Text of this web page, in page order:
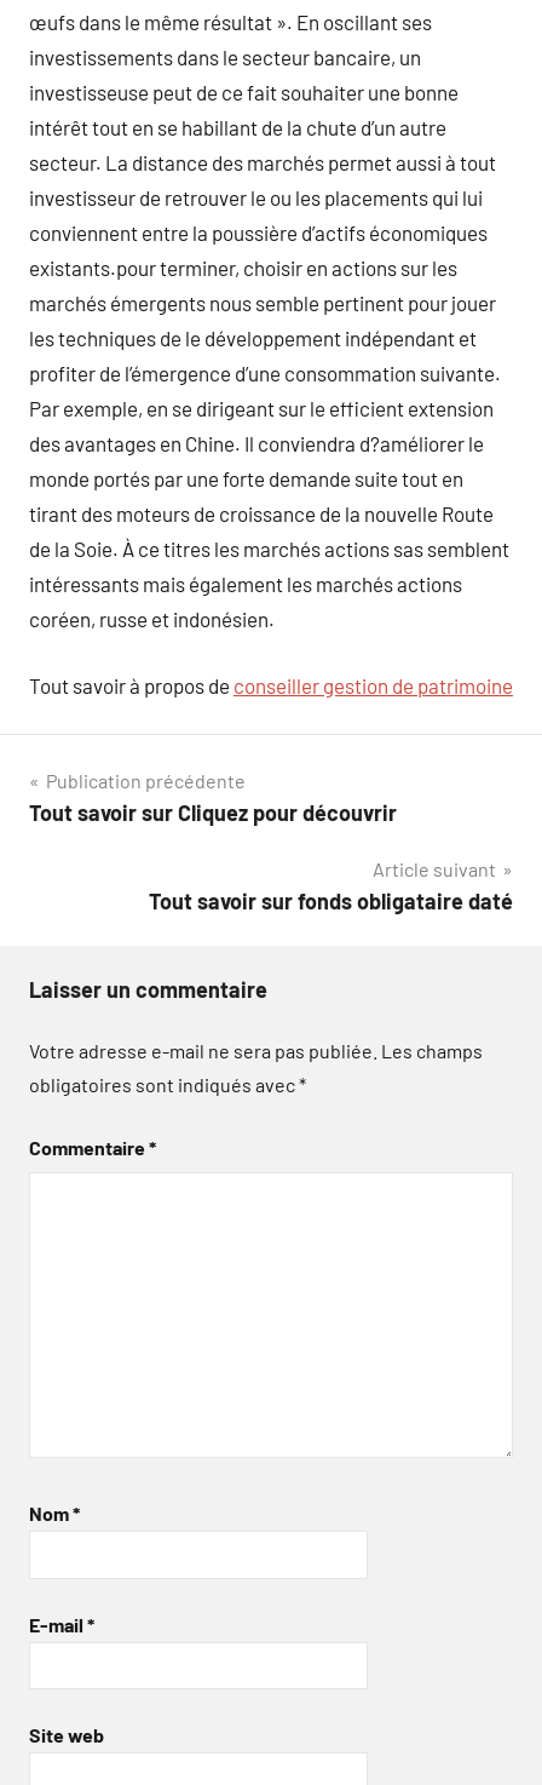
œufs dans le même résultat ». En oscillant ses
investissements dans le secteur bancaire, un
investisseuse peut de ce fait souhaiter une bonne
intérêt tout en se habillant de la chute d’un autre
secteur. La distance des marchés permet aussi à tout
investisseur de retrouver le ou les placements qui lui
conviennent entre la poussière d’actifs économiques
existants.pour terminer, choisir en actions sur les
marchés émergents nous semble pertinent pour jouer
les techniques de le développement indépendant et
profiter de l’émergence d’une consommation suivante.
Par exemple, en se dirigeant sur le efficient extension
des avantages en Chine. Il conviendra d?améliorer le
monde portés par une forte demande suite tout en
tirant des moteurs de croissance de la nouvelle Route
de la Soie. À ce titres les marchés actions sas semblent
intéressants mais également les marchés actions
coréen, russe et indonésien.
Tout savoir à propos de conseiller gestion de patrimoine
Navigation
de
Publication précédente
Tout savoir sur Cliquez pour découvrir
Article suivant
Tout savoir sur fonds obligataire daté
Laisser un commentaire
Votre adresse e-mail ne sera pas publiée. Les champs
obligatoires sont indiqués avec*
Commentaire*
Nom*
E-mail *
Site web